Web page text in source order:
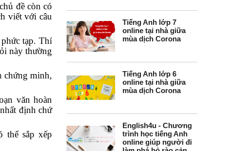
Tiếng Anh lớp 7
online tại nhà giữa
mùa dịch Corona
Tiếng Anh lớp 6
online tại nhà giữa
mùa dịch Corona
English4u - Chương
trình học tiếng Anh
online giúp người đi
đề còn có
viết với câu
tạp. Thí
này thường
chứng minh,
văn hoàn
định chứ
thể sắp xếp